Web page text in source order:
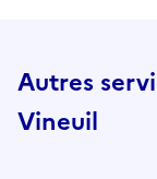
Autres
Vineuil